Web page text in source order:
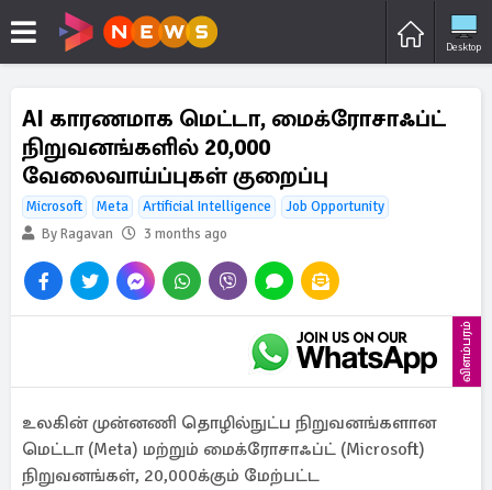
Desktop
AI காரணமாக மெட்டா, மைக்ரோசாஃப்ட்
நிறுவனங்களில் 20,000
வேலைவாய்ப்புகள் குறைப்பு
Microsoft Meta Artificial Intelligence
Job Opportunity
By Ragavan
3 months ago
விளம்பரம்
உலகின் முன்னணி தொழில்நுட்ப நிறுவனங்களான
மெட்டா (Meta) மற்றும் மைக்ரோசாஃப்ட் (Microsoft)
நிறுவனங்கள், 20,000க்கும் மேற்பட்ட